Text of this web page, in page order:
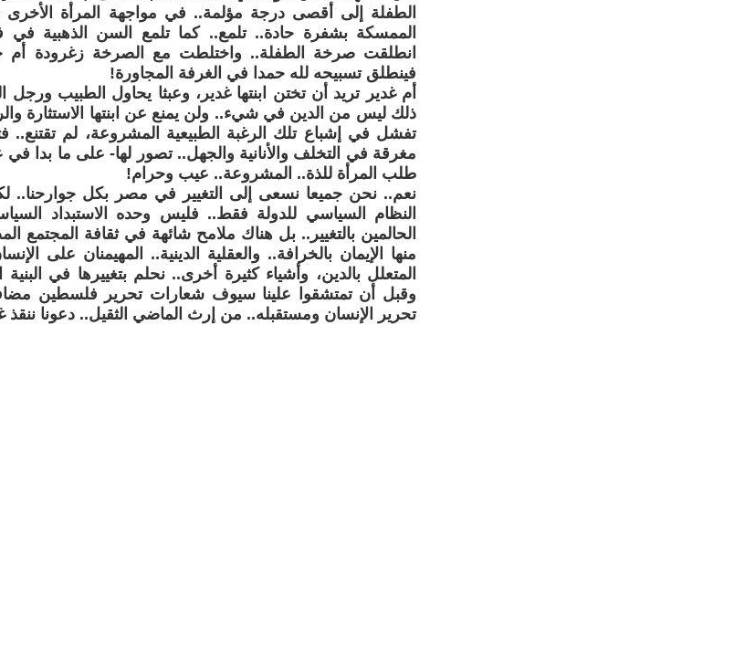
الطفلة إلى أقصى درجة مؤلمة.. في مواجهة المرأة الأخرى
الممسكة بشفرة حادة.. تلمع.. كما تلمع السن الذهبية
انطلقت صرخة الطفلة.. واختلطت مع الصرخة زغرودة أم
فينطلق تسبيحه لله حمدا في الغرفة المجاورة!
أم غدير تريد أن تختن ابنتها غدير، وعبثا يحاول الطبيب ورجل
ذلك ليس من الدين في شيء.. ولن يمنع عن ابنتها الاستثارة
تفشل في إشباع تلك الرغبة الطبيعية المشروعة، لم تقتنع..
مغرقة في التخلف والأنانية والجهل.. تصور لها- على ما بدا
طلب المرأة للذة.. المشروعة.. عيب وحرام!
نعم.. نحن جميعا نسعى إلى التغيير في مصر بكل جوارحنا..
النظام السياسي للدولة فقط.. فليس وحده الاستبداد
الحالمين بالتغيير.. بل هناك ملامح شائهة في ثقافة المجتمع
منها الإيمان بالخرافة.. والعقلية الدينية.. المهيمنان على
المتعلل بالدين، وأشياء كثيرة أخرى.. نحلم بتغييرها في
وقبل أن تمتشقوا علينا سيوف شعارات تحرير فلسطين مضافا
تحرير الإنسان ومستقبله.. من إرث الماضي الثقيل.. دعونا ننقذ